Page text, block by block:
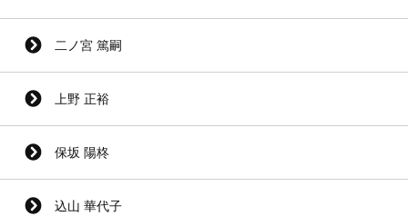
二ノ宮 篤嗣
上野 正裕
保坂 陽柊
込山 華代子